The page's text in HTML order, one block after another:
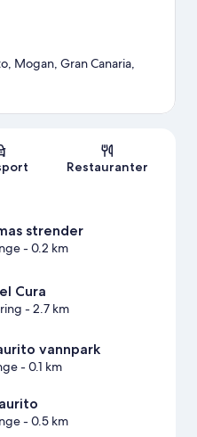
Mogan, Gran Canaria,
Restauranter
strender
- 0.2 km
Cura
- 2.7 km
vannpark
- 0.1 km
- 0.5 km